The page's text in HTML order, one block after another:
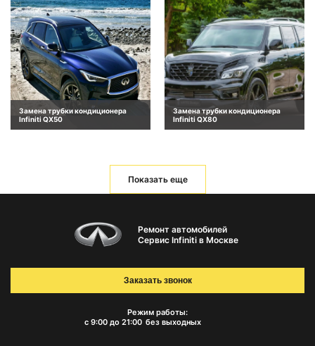
Замена трубки кондиционера
Infiniti QX50
Замена трубки кондиционера
Infiniti QX80
Показать еще
Ремонт автомобилей
Сервис Infiniti в Москве
Режим работы:
с 9:00 до 21:00 без выходных
Заказать звонок